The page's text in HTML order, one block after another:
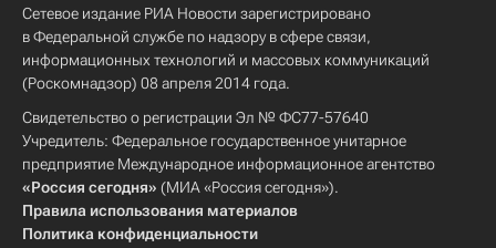
Сетевое издание РИА Новости зарегистрировано
в Федеральной службе по надзору в сфере связи,
информационных технологий и массовых коммуникаций
(Роскомнадзор) 08 апреля 2014 года.
Свидетельство о регистрации Эл № ФС77-57640
Учредитель: Федеральное государственное унитарное
предприятие Международное информационное агентство
«Россия сегодня» (МИА «Россия сегодня»).
Правила использования материалов
Политика конфиденциальности